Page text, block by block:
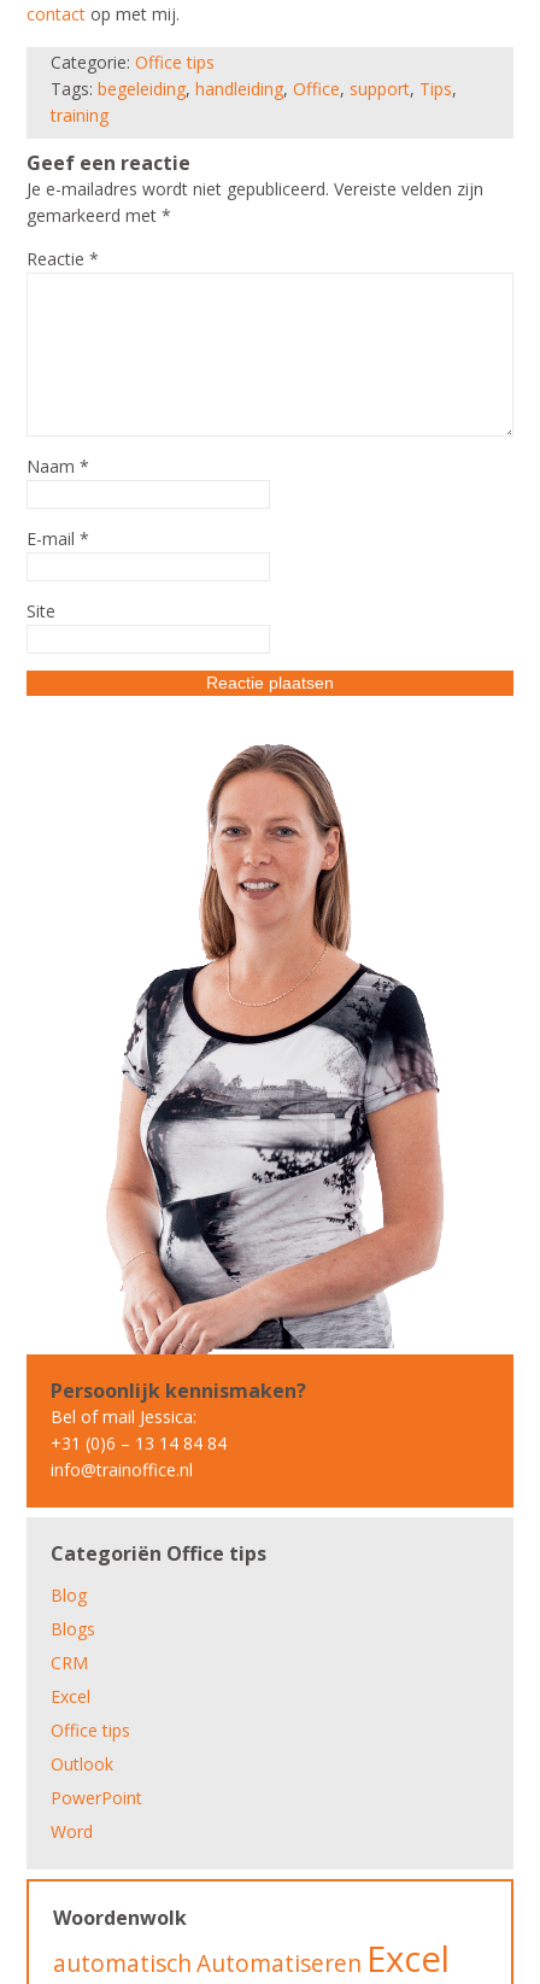
contact op met mij.
Categorie:Office tips
Tags:begeleiding,handleiding,Office, support, Tips,
training
Geef een reactie
Je e-mailadres wordt niet gepubliceerd. Vereiste velden zijn
gemarkeerd met*
Reactie*
Naam*
E-mail*
Site
Persoonlijk kennismaken?
Bel of mail Jessica:
+31 (0)6 – 13 14 84 84
info@trainoffice.nl
Categoriën Office tips
Blog
Blogs
CRM
Excel
Office tips
Outlook
PowerPoint
Word
Woordenwolk
automatisch Automatiseren Excel